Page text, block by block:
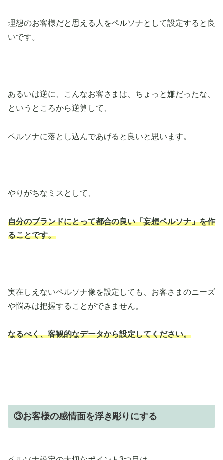
理想のお客様だと思える人をペルソナとして設定すると良
いです。
あるいは逆に、こんなお客さまは、ちょっと嫌だったな、
というところから逆算して、
ペルソナに落とし込んであげると良いと思います。
やりがちなミスとして、
自分のブランドにとって都合の良い「妄想ペルソナ」を作
ることです。
実在しえないペルソナ像を設定しても、お客さまのニーズ
や悩みは把握することができません。
なるべく、客観的なデータから設定してください。
③お客様の感情面を浮き彫りにする